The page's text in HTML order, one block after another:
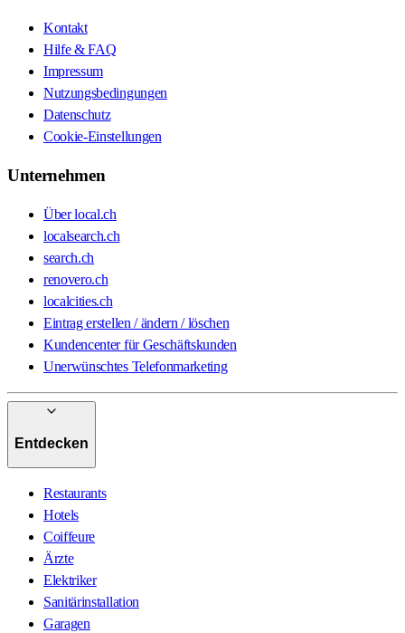
Kontakt
Hilfe & FAQ
Impressum
Nutzungsbedingungen
Datenschutz
Cookie-Einstellungen
Unternehmen
Über local.ch
localsearch.ch
search.ch
renovero.ch
localcities.ch
Eintrag erstellen / ändern / löschen
Kundencenter für Geschäftskunden
Unerwünschtes Telefonmarketing
Entdecken
Restaurants
Hotels
Coiffeure
Ärzte
Elektriker
Sanitärinstallation
Garagen